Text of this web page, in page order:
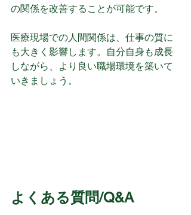
の関係を改善することが可能です。
医療現場での人間関係は、仕事の質に
も大きく影響します。自分自身も成長
しながら、より良い職場環境を築いて
いきましょう。
よくある質問/Q&A